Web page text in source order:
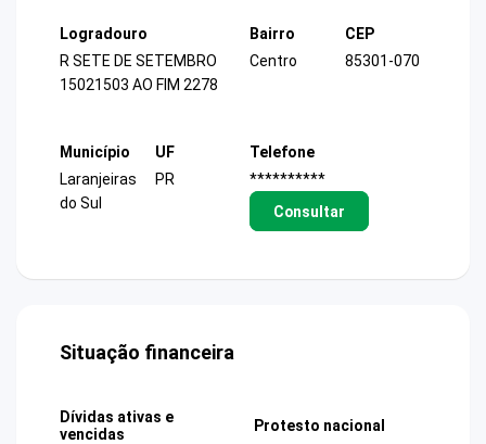
Logradouro
R SETE DE SETEMBRO
15021503 AO FIM 2278
Bairro
Centro
CEP
85301-070
Município
Laranjeiras
do Sul
UF
PR
Telefone
**********
Consultar
Situação financeira
Dívidas ativas e
vencidas
Protesto nacional